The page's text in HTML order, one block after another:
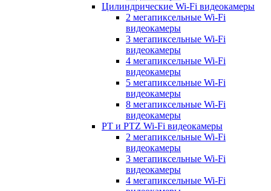
Цилиндрические Wi-Fi видеокамеры
2 мегапиксельные Wi-Fi
видеокамеры
3 мегапиксельные Wi-Fi
видеокамеры
4 мегапиксельные Wi-Fi
видеокамеры
5 мегапиксельные Wi-Fi
видеокамеры
8 мегапиксельные Wi-Fi
видеокамеры
PT и PTZ Wi-Fi видеокамеры
2 мегапиксельные Wi-Fi
видеокамеры
3 мегапиксельные Wi-Fi
видеокамеры
4 мегапиксельные Wi-Fi